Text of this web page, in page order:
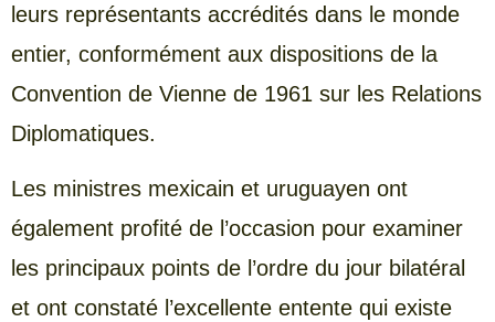
leurs représentants accrédités dans le monde
entier, conformément aux dispositions de la
Convention de Vienne de 1961 sur les Relations
Diplomatiques.
Les ministres mexicain et uruguayen ont
également profité de l’occasion pour examiner
les principaux points de l’ordre du jour bilatéral
et ont constaté l’excellente entente qui existe